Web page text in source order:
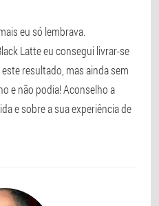
eu só lembrava.
Latte eu consegui livrar-se
resultado, mas ainda sem
e não podia! Aconselho a
e sobre a sua experiência de